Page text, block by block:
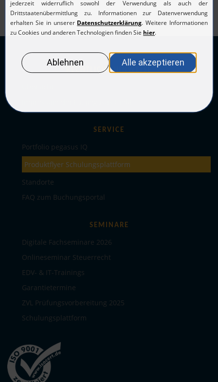
RECHTLICHE HINWEISE
SERVICE
Portfolio pegasus IQ
Produktflyer Schulungsplattform
Standorte
FAQ zum Buchungsportal
SEMINARE
Digitale Fachseminare 2026
Onlineseminar Steuerrecht
EDV- & IT-Trainings
Garantietermine
ZVL Prüfungsvorbereitung 2025
Schulungsplattform